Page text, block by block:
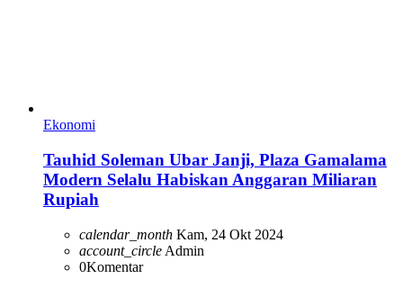
Ekonomi
Tauhid Soleman Ubar Janji, Plaza Gamalama
Modern Selalu Habiskan Anggaran Miliaran
Rupiah
calendar_month Kam, 24 Okt 2024
account_circle Admin
0Komentar